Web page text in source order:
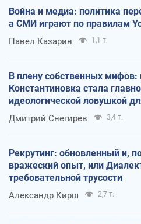
Война и медиа: политика
а СМИ играют по правилам
Павел Казарин 1,1 т.
В плену собственных мифов:
Константиновка стала
идеологической ловушкой
оккупантов
Дмитрий Снегирев 3,4 т.
Рекрутинг: обновленный и,
вражеский опыт, или
требовательной трусости
Александр Кирш 2,7 т.